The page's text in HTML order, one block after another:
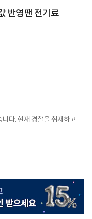
반영땐 전기료
다. 현재 경찰을 취재하고